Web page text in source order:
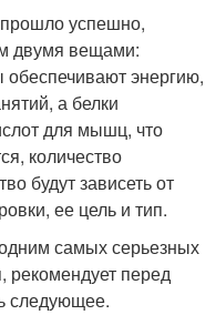
успешно,
двумя вещами:
энергию,
а белки
для мышц, что
количество
будут зависеть от
ее цель и тип.
самых серьезных
рекомендует перед
следующее.